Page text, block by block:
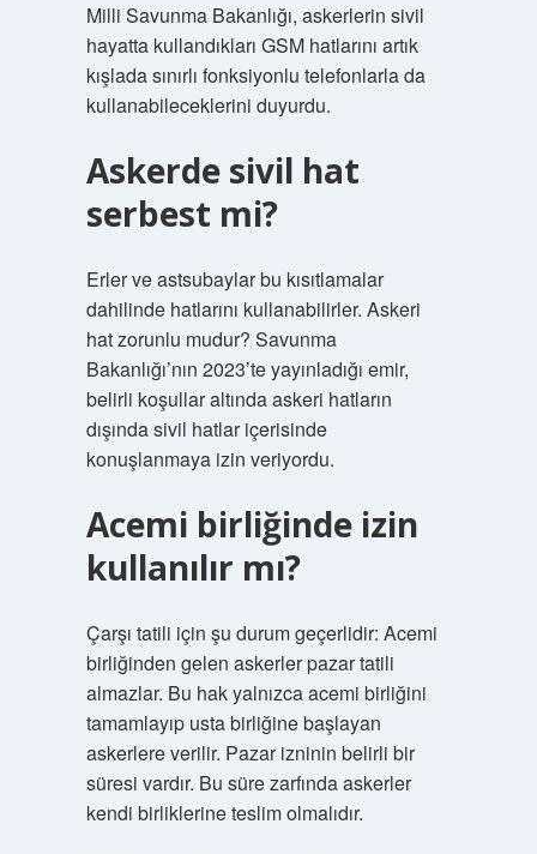
Milli Savunma Bakanlığı, askerlerin sivil
hayatta kullandıkları GSM hatlarını artık
kışlada sınırlı fonksiyonlu telefonlarla da
kullanabileceklerini duyurdu.
Askerde sivil hat
serbest mi?
Erler ve astsubaylar bu kısıtlamalar
dahilinde hatlarını kullanabilirler. Askeri
hat zorunlu mudur? Savunma
Bakanlığı’nın 2023’te yayınladığı emir,
belirli koşullar altında askeri hatların
dışında sivil hatlar içerisinde
konuşlanmaya izin veriyordu.
Acemi birliğinde izin
kullanılır mı?
Çarşı tatili için şu durum geçerlidir: Acemi
birliğinden gelen askerler pazar tatili
almazlar. Bu hak yalnızca acemi birliğini
tamamlayıp usta birliğine başlayan
askerlere verilir. Pazar izninin belirli bir
süresi vardır. Bu süre zarfında askerler
kendi birliklerine teslim olmalıdır.